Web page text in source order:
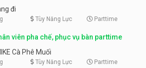
đi
Tùy Năng Lực Parttime
viên pha chế, phục vụ bàn parttime
Cà Phê Muối
Tùy Năng Lực Parttime